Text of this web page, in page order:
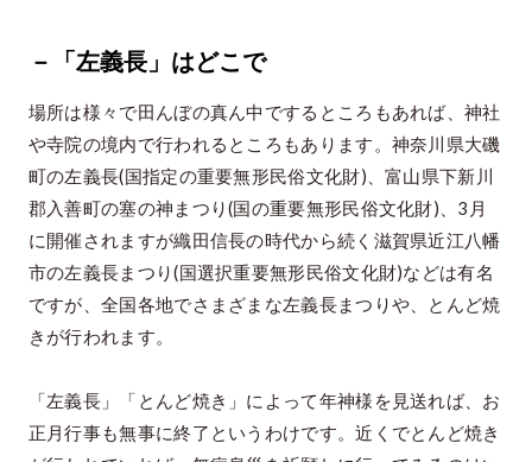
－「左義長」はどこで
場所は様々で田んぼの真ん中でするところもあれば、神社
や寺院の境内で行われるところもあります。神奈川県大磯
町の左義長(国指定の重要無形民俗文化財)、富山県下新川
郡入善町の塞の神まつり(国の重要無形民俗文化財)、3月
に開催されますが織田信長の時代から続く滋賀県近江八幡
市の左義長まつり(国選択重要無形民俗文化財)などは有名
ですが、全国各地でさまざまな左義長まつりや、とんど焼
きが行われます。
「左義長」「とんど焼き」によって年神様を見送れば、お
正月行事も無事に終了というわけです。近くでとんど焼き